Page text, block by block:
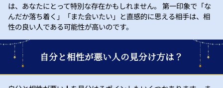
は、あなたにとって特別な存在かもしれません。 第一印象で「な
んだか落ち着く」「また会いたい」と直感的に思える相手は、相
性の良い人である可能性が高いのです。
自分と相性が悪い人の見分け方は？